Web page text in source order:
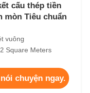
cấu thép tiền
mòn Tiêu chuẩn
vuông
Square Meters
nói chuyện ngay.